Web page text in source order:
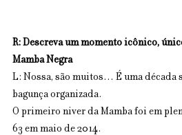
R: Descreva um momento icônico,
Mamba Negra
L: Nossa, são muitos… É uma década
bagunça organizada.
O primeiro niver da Mamba foi em
63 em maio de 2014.